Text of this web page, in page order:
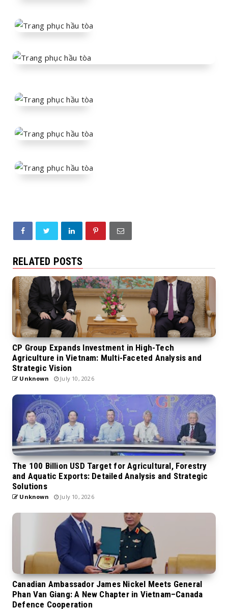
RELATED POSTS
CP Group Expands Investment in High-Tech
Agriculture in Vietnam: Multi-Faceted Analysis and
Strategic Vision
Unknown July 10, 2026
The 100 Billion USD Target for Agricultural, Forestry
and Aquatic Exports: Detailed Analysis and Strategic
Solutions
Unknown July 10, 2026
Canadian Ambassador James Nickel Meets General
Phan Van Giang: A New Chapter in Vietnam–Canada
Defence Cooperation